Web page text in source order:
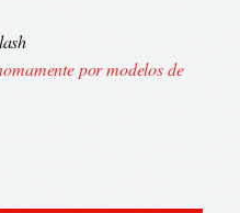
por modelos de